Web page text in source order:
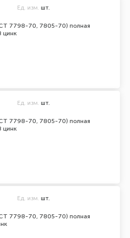
7798-70, 7805-70) полная
цинк
Ед. изм. шт.
7798-70, 7805-70) полная
цинк
Ед. изм. шт.
7798-70, 7805-70) полная
Ед. изм. шт.